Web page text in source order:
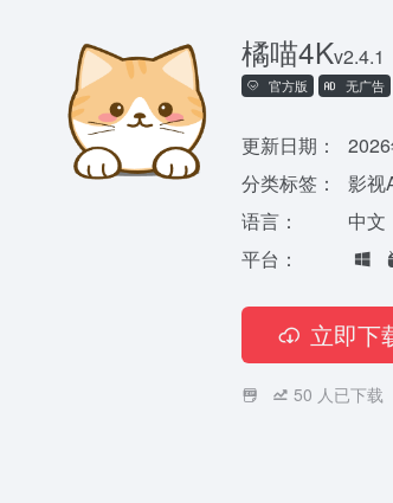
橘喵4Kv2.4.1
官方版 无广告
更新日期：
分类标签：
影视
语言：
中文
平台：
立即下
50 人已下载